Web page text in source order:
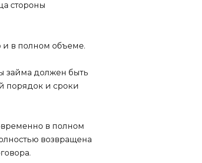
стороны
в полном объеме.
займа должен быть
порядок и сроки
в полном
возвращена